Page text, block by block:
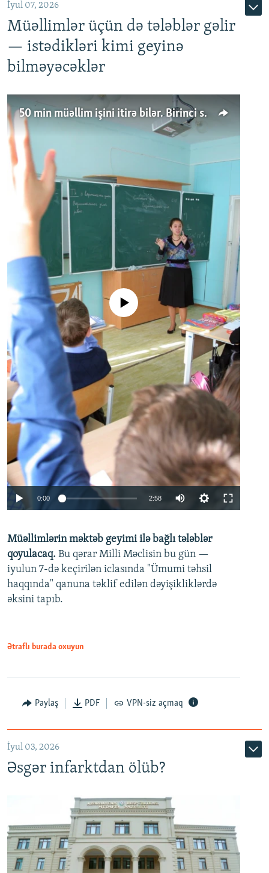
İyul 07, 2026
Müəllimlər üçün də tələblər gəlir
— istədikləri kimi geyinə
bilməyəcəklər
50 min müəllim işini itirə bilər. Birinci sinfə gedənlər azalır
Auto 240p 360p 480p
720p 1080p
No media source currently available
0:00 2:58
360p
480p
720p
Müəllimlərin məktəb geyimi ilə bağlı tələblər
qoyulacaq. Bu qərar Milli Məclisin bu gün —
iyulun 7-də keçirilən iclasında "Ümumi təhsil
haqqında" qanuna təklif edilən dəyişikliklərdə
əksini tapıb.
Ətraflı burada oxuyun
Paylaş PDF VPN-siz açmaq
İyul 03, 2026
Əsgər infarktdan ölüb?